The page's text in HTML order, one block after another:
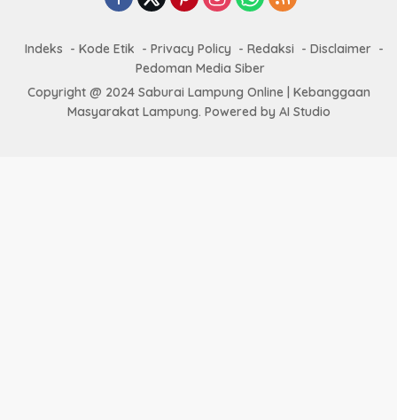
Indeks Kode Etik Privacy Policy Redaksi
Disclaimer
Pedoman Media Siber
Copyright @ 2024 Saburai Lampung Online | Kebanggaan
Masyarakat Lampung. Powered by AI Studio